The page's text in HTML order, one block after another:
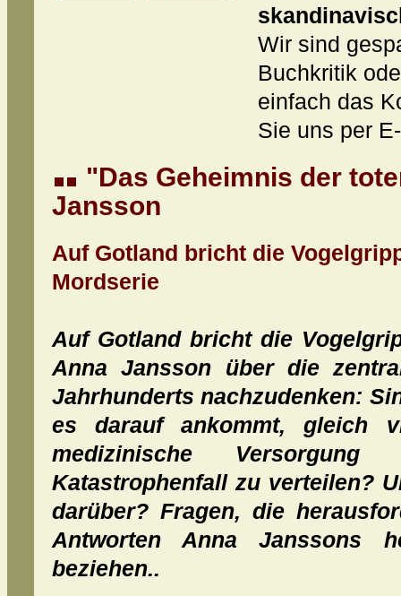
Wir sind
Buchkritik
einfach das
Sie uns per
"Das Geheimnis der
Jansson
Auf Gotland bricht die
Mordserie
Auf Gotland bricht die
Anna Jansson über die
Jahrhunderts nachzudenken:
es darauf ankommt, gleich
medizinische
Katastrophenfall zu verteilen?
darüber? Fragen, die
Antworten Anna Janssons
beziehen..